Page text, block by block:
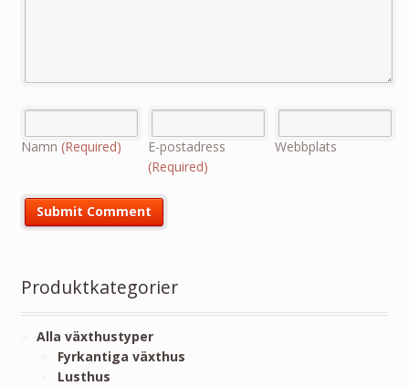
Namn (Required)
E-postadress
(Required)
Webbplats
Produktkategorier
Alla växthustyper
Fyrkantiga växthus
Lusthus